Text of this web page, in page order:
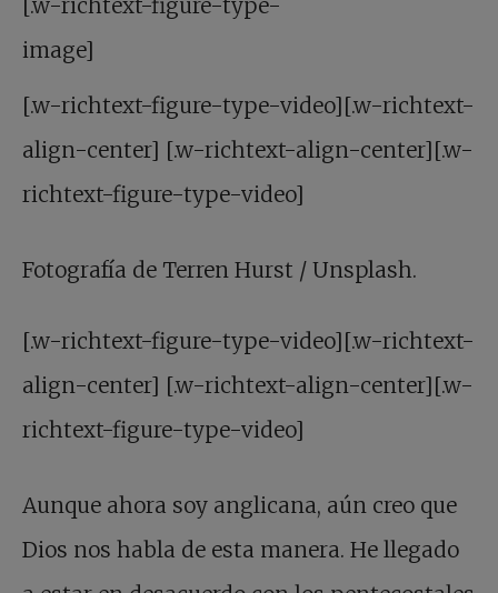
[.w-richtext-figure-type-
image]
[.w-richtext-figure-type-video][.w-richtext-
align-center] [.w-richtext-align-center][.w-
richtext-figure-type-video]
Fotografía de Terren Hurst / Unsplash.
[.w-richtext-figure-type-video][.w-richtext-
align-center] [.w-richtext-align-center][.w-
richtext-figure-type-video]
Aunque ahora soy anglicana, aún creo que
Dios nos habla de esta manera. He llegado